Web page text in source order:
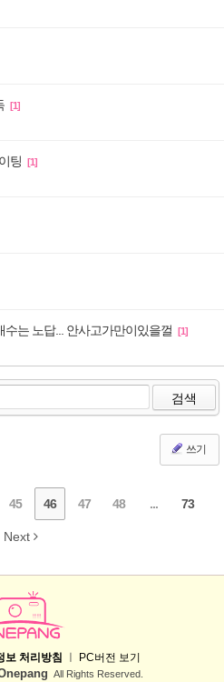
[1]
팅 [1]
는 노답... 안사고가만이있을껄 [1]
검색
쓰기
45 46 47 48 ... 73
Next
보 처리방침 PC버전 보기
All Rights Reserved.